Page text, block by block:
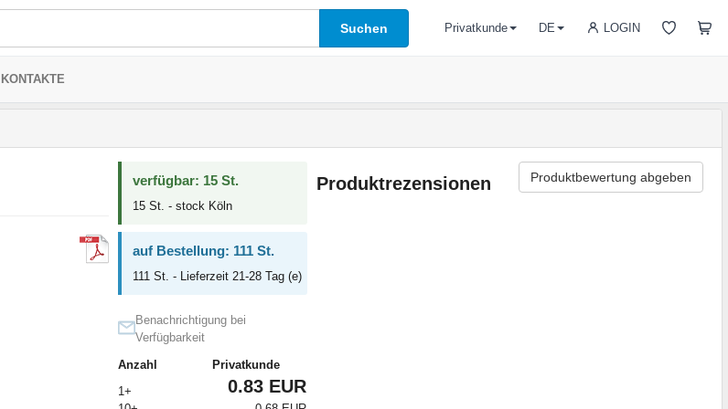
Suchen LOGIN
Privatkunde DE
KONTAKTE
verfügbar: 15 St.
15 St. - stock Köln
auf Bestellung: 111 St.
111 St. - Lieferzeit 21-28 Tag (e)
Benachrichtigung bei
Verfügbarkeit
Anzahl
Privatkunde
1+
0.83 EUR
Produktrezensionen Produktbewertung abgeben